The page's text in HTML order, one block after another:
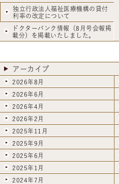
独立行政法人福祉医療機構の貸付
利率の改定について
ドクターバンク情報（8月号会報掲
載分）を掲載いたしました。
アーカイブ
2026年8月
2026年6月
2026年4月
2026年2月
2025年11月
2025年9月
2025年6月
2025年1月
2024年7月